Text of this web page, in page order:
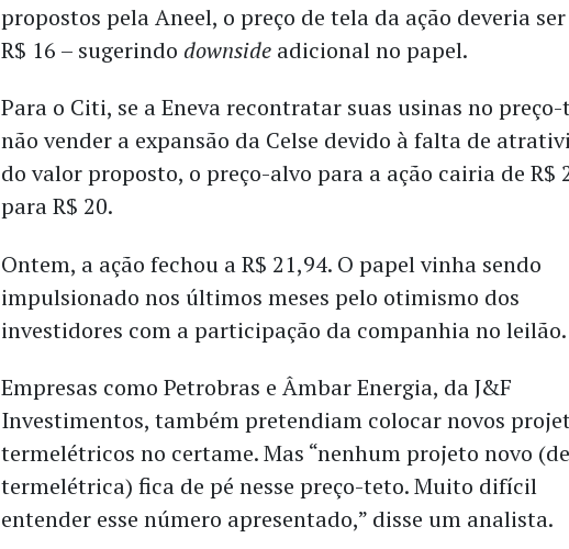
propostos pela Aneel, o preço de tela da ação deveria
R$ 16 – sugerindo downside adicional no papel.
Para o Citi, se a Eneva recontratar suas usinas no
não vender a expansão da Celse devido à falta de
do valor proposto, o preço-alvo para a ação cairia de R$
para R$ 20.
Ontem, a ação fechou a R$ 21,94. O papel vinha sendo
impulsionado nos últimos meses pelo otimismo dos
investidores com a participação da companhia no leilão.
Empresas como Petrobras e Âmbar Energia, da J&F
Investimentos, também pretendiam colocar novos
termelétricos no certame. Mas “nenhum projeto novo (de
termelétrica) fica de pé nesse preço-teto. Muito difícil
entender esse número apresentado,” disse um analista.